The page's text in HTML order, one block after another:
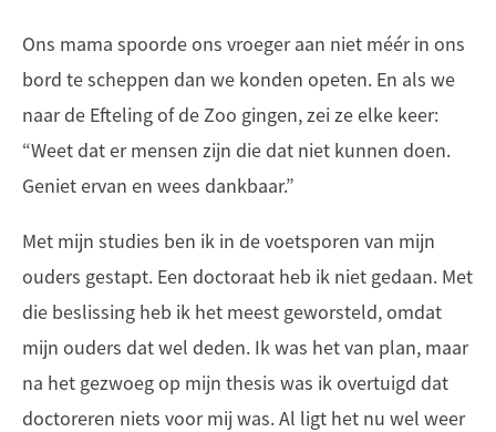
Ons mama spoorde ons vroeger aan niet méér in ons
bord te scheppen dan we konden opeten. En als we
naar de Efteling of de Zoo gingen, zei ze elke keer:
“Weet dat er mensen zijn die dat niet kunnen doen.
Geniet ervan en wees dankbaar.”
Met mijn studies ben ik in de voetsporen van mijn
ouders gestapt. Een doctoraat heb ik niet gedaan. Met
die beslissing heb ik het meest geworsteld, omdat
mijn ouders dat wel deden. Ik was het van plan, maar
na het gezwoeg op mijn thesis was ik overtuigd dat
doctoreren niets voor mij was. Al ligt het nu wel weer